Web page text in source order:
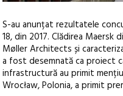
S-au anunțat rezultatele
18, din 2017. Clădirea Maersk
Møller Architects și
a fost desemnată ca proiect
infrastructură au primit
Wrocław, Polonia, a primit